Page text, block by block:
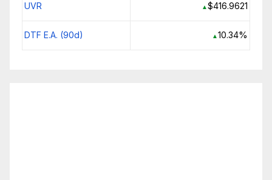
UVR ▲$416.9621
DTF E.A. (90d) ▲ 10.34%